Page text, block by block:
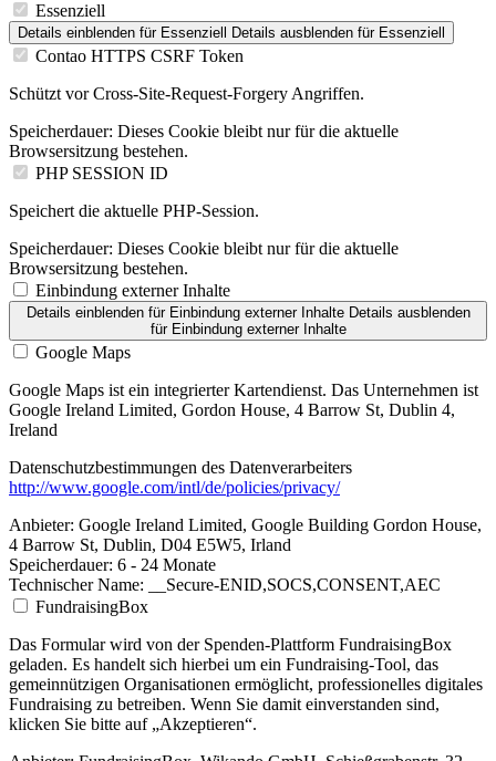
Essenziell
Details einblenden für Essenziell Details ausblenden für Essenziell
Contao HTTPS CSRF Token
Schützt vor Cross-Site-Request-Forgery Angriffen.
Speicherdauer: Dieses Cookie bleibt nur für die aktuelle
Browsersitzung bestehen.
PHP SESSION ID
Speichert die aktuelle PHP-Session.
Speicherdauer: Dieses Cookie bleibt nur für die aktuelle
Browsersitzung bestehen.
Einbindung externer Inhalte
Details einblendenfür Einbindung externer Inhalte Details ausblenden
für Einbindung externer Inhalte
Google Maps
Google Maps ist ein integrierter Kartendienst. Das Unternehmen ist
Google Ireland Limited, Gordon House, 4 Barrow St, Dublin 4,
Ireland
Datenschutzbestimmungen des Datenverarbeiters
http://www.google.com/intl/de/policies/privacy/
Anbieter: Google Ireland Limited, Google Building Gordon House,
4 Barrow St, Dublin, D04 E5W5, Irland
Speicherdauer: 6 - 24 Monate
Technischer Name: __Secure-ENID,SOCS,CONSENT,AEC
FundraisingBox
Das Formular wird von der Spenden-Plattform FundraisingBox
geladen. Es handelt sich hierbei um ein Fundraising-Tool, das
gemeinnützigen Organisationen ermöglicht, professionelles digitales
Fundraising zu betreiben. Wenn Sie damit einverstanden sind,
klicken Sie bitte auf „Akzeptieren“.